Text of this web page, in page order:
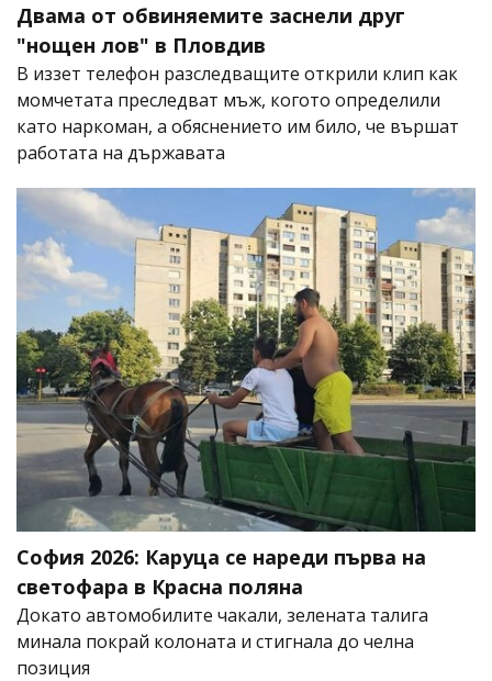
Двама от обвиняемите заснели друг
"нощен лов" в Пловдив
В иззет телефон разследващите открили клип как
момчетата преследват мъж, когото определили
като наркоман, а обяснението им било, че вършат
работата на държавата
София 2026: Каруца се нареди първа на
светофара в Красна поляна
Докато автомобилите чакали, зелената талига
минала покрай колоната и стигнала до челна
позиция